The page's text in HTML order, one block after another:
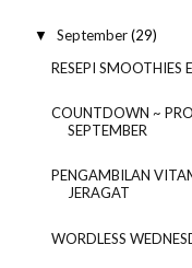
▼ September(29)
RESEPI SMOOTHIES
COUNTDOWN ~
SEPTEMBER
PENGAMBILAN
JERAGAT
WORDLESS